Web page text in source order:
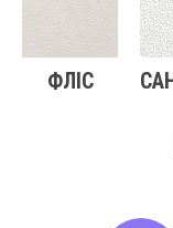
ФЛІС